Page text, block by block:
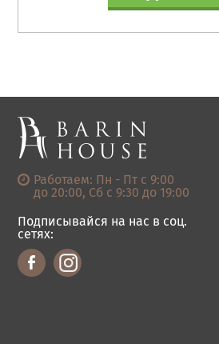
Работаем: Пн - Пт с 9:00
до 20:00, Сб с 9:30 до 19:00
Подписывайся на нас в соц.
сетях: